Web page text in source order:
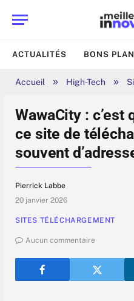
ACTUALITÉS BONS
Accueil » High-Tech »
WawaCity : c’est
ce site de
souvent
Pierrick Labbe
20 janvier 2026
SITES TÉLÉCHARGEMENT
Aucun commentaire